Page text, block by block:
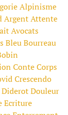
Alpinisme
ArgentAttente
Avocats
BleuBourreau
ConteCorps
Crescendo
DiderotDouleur
Ecriture